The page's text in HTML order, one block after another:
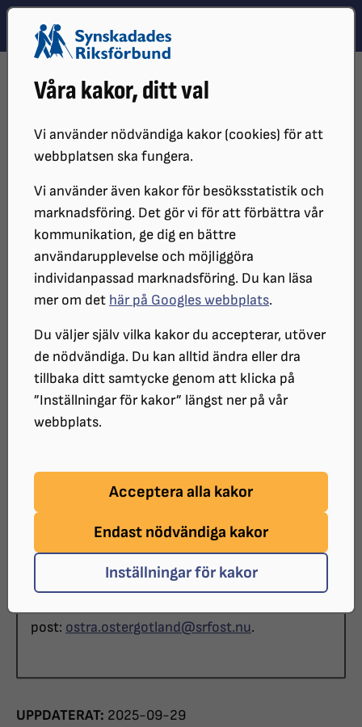
Våra kakor, ditt val
Vi använder nödvändiga kakor (cookies) för att
webbplatsen ska fungera.
Vi använder även kakor för besöksstatistik och
marknadsföring. Det gör vi för att förbättra vår
kommunikation, ge dig en bättre
användarupplevelse och möjliggöra
individanpassad marknadsföring. Du kan läsa
mer om det här på Googles webbplats.
Du väljer själv vilka kakor du accepterar, utöver
de nödvändiga. Du kan alltid ändra eller dra
tillbaka ditt samtycke genom att klicka på
”Inställningar för kakor” längst ner på vår
webbplats.
Acceptera alla kakor
Endast nödvändiga kakor
Inställningar för kakor
Hoppa till innehåll
Hoppa till hitta snabbt
DISTRIKT
SRF ÖSTERGÖTLAND
PÅ GÅNG I SRF ÖSTRA ÖSTERGÖTLAND
FÖRENINGSKUNSKAPSUTBILDNING, TRÄFF TVÅ
Föreningskunskapsutbildning
SRF Östra Östergötland inbjuder till
träff i föreningskunskap. I första hand är
denna riktad mot medlemmar i
styrelsen men alla som är intresserade
är välkomna.
Blåsten, Gamla Övägen 23, Norrköping
ARRANGÖR:
SRF Östra Östergötland
post: ostra.ostergotland@srfost.nu.
UPPDATERAT: 2025-09-29